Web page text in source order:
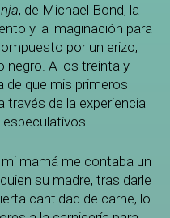
, de Michael Bond, la
y la imaginación para
por un erizo,
negro. A los treinta y
de que mis primeros
través de la experiencia
mi mamá me contaba un
su madre, tras darle
cantidad de carne, lo